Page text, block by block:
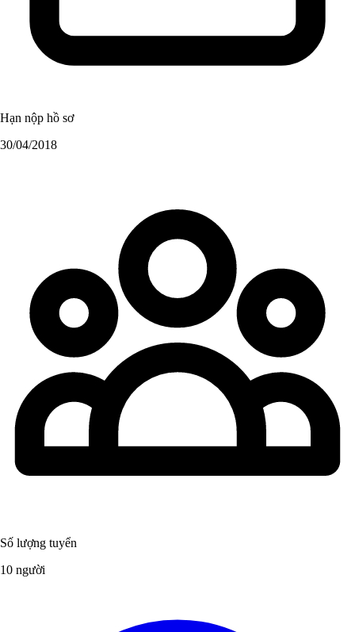
Hạn nộp hồ sơ
30/04/2018
Số lượng tuyển
10 người